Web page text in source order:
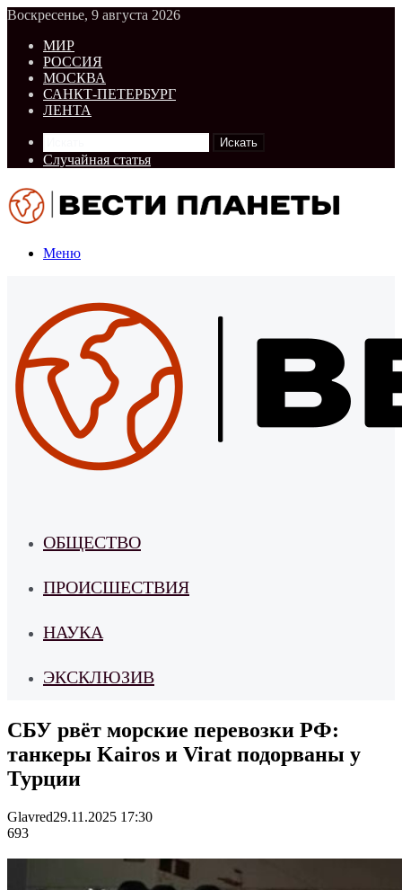
Воскресенье, 9 августа 2026
МИР
РОССИЯ
МОСКВА
САНКТ-ПЕТЕРБУРГ
ЛЕНТА
Искать
Случайная статья
Меню
ОБЩЕСТВО
ПРОИСШЕСТВИЯ
НАУКА
ЭКСКЛЮЗИВ
СБУ рвёт морские перевозки РФ:
танкеры Kairos и Virat подорваны у
Турции
Glavred29.11.2025 17:30
693